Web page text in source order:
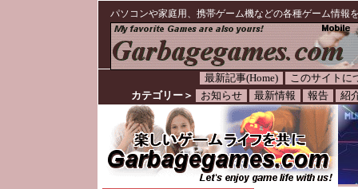
パソコンや家庭用、携帯ゲーム機などの各種ゲーム情報
最新記事(Home)
このサイトに
カテゴリー＞
お知らせ 最新情報 報告 紹